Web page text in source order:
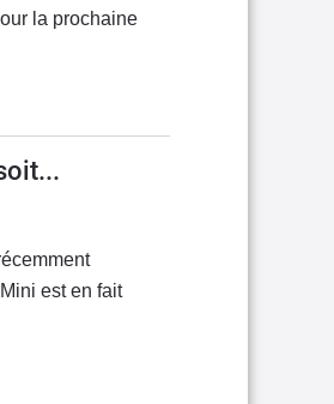
la prochaine
est en fait